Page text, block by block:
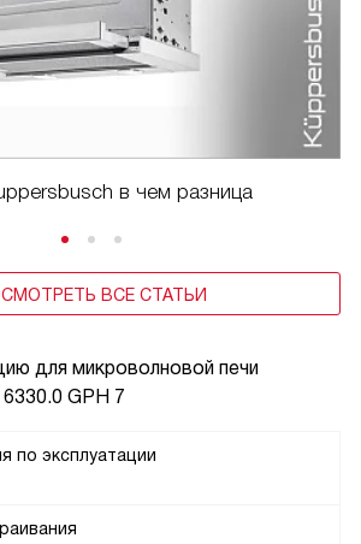
для микроволновой печи
GPH 7
по эксплуатации
в чем разница
ВСЕ СТАТЬИ